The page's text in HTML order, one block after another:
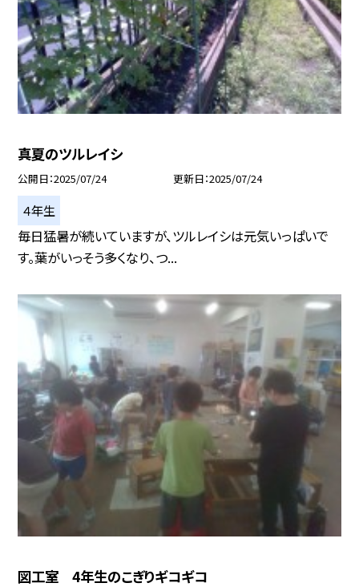
真夏のツルレイシ
公開日 2025/07/24 更新日 2025/07/24
４年生
毎日猛暑が続いていますが、ツルレイシは元気いっぱいで
す。葉がいっそう多くなり、つ...
図工室 4年生のこぎりギコギコ